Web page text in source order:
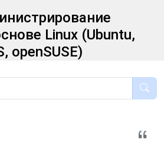
Linux (Ubuntu,
openSUSE)